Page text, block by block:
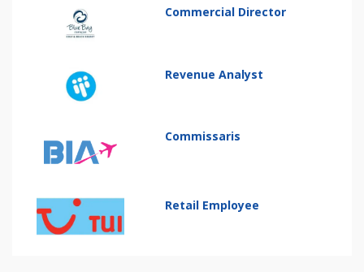
Commercial Director
Revenue Analyst
Commissaris
Retail Employee